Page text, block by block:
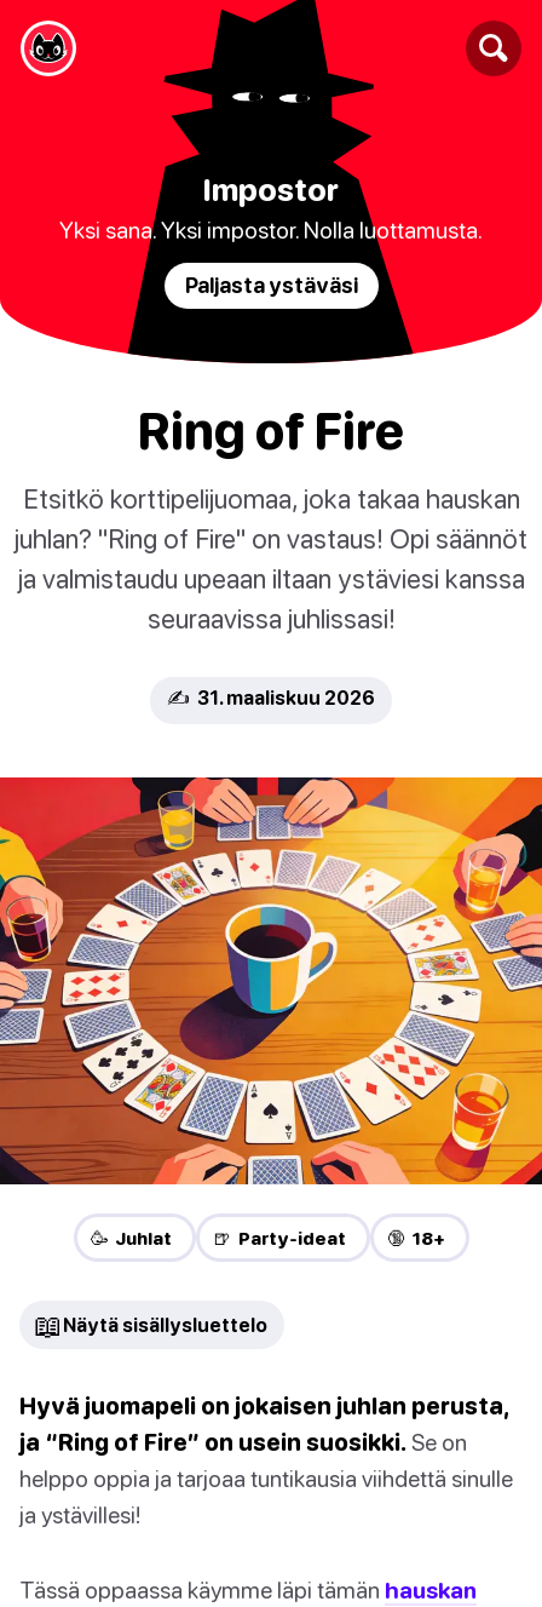
Impostor
Yksi sana. Yksi impostor. Nolla luottamusta.
Paljasta ystäväsi
Ring of Fire
Etsitkö korttipelijuomaa, joka takaa hauskan
juhlan? "Ring of Fire" on vastaus! Opi säännöt
ja valmistaudu upeaan iltaan ystäviesi kanssa
seuraavissa juhlissasi!
✍️ 31. maaliskuu 2026
🥳 Juhlat 🍺 Party-ideat 🔞 18+
📖 Näytä sisällysluettelo
Hyvä juomapeli on jokaisen juhlan perusta,
ja “Ring of Fire” on usein suosikki. Se on
helppo oppia ja tarjoaa tuntikausia viihdettä sinulle
ja ystävillesi!
Tässä oppaassa käymme läpi tämän hauskan